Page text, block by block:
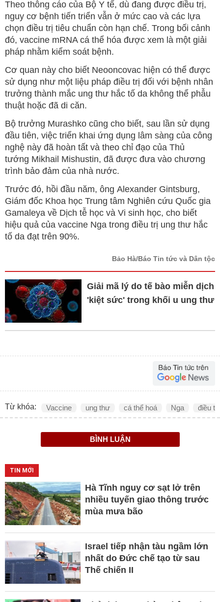
Theo thông cáo của Bộ Y tế, dù đang được điều trị,
nguy cơ bệnh tiến triển vẫn ở mức cao và các lựa
chọn điều trị tiêu chuẩn còn hạn chế. Trong bối cảnh
đó, vaccine mRNA cá thể hóa được xem là một giải
pháp nhằm kiểm soát bệnh.
Cơ quan này cho biết Neooncovac hiện có thể được
sử dụng như một liệu pháp điều trị đối với bệnh nhân
trưởng thành mắc ung thư hắc tố da không thể phẫu
thuật hoặc đã di căn.
Bộ trưởng Murashko cũng cho biết, sau lần sử dụng
đầu tiên, việc triển khai ứng dụng lâm sàng của công
nghệ này đã hoàn tất và theo chỉ đạo của Thủ
tướng Mikhail Mishustin, đã được đưa vào chương
trình bảo đảm của nhà nước.
Trước đó, hồi đầu năm, ông Alexander Gintsburg,
Giám đốc Khoa học Trung tâm Nghiên cứu Quốc gia
Gamaleya về Dịch tễ học và Vi sinh học, cho biết
hiệu quả của vaccine Nga trong điều trị ung thư hắc
tố da đạt trên 90%.
Bảo Hà/Báo Tin tức và Dân tộc
Giải mã lý do tế bào miễn dịch
'kiệt sức' trong khối u ung thư
Từ khóa: Vaccine ung thư cá thể hoá Nga điều
BÌNH LUẬN
TIN MỚI
Hà Tĩnh nguy cơ sạt lở trên
nhiều tuyến giao thông trước
mùa mưa bão
Israel tiếp nhận tàu ngầm lớn
nhất do Đức chế tạo từ sau
Thế chiến II